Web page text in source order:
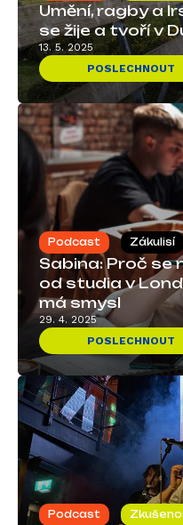
Umění, ragby a
se žije a tvoří v
13. 5. 2025
POSLECHNOUT
Podcast Zákulisí
Sabina: Proč se
od studia v
má smysl
29. 4. 2025
POSLECHNOUT
Podcast